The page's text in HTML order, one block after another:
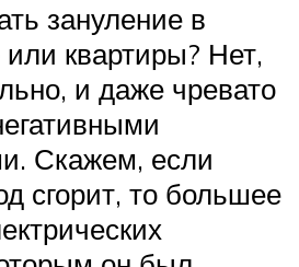
зануление в
квартиры? Нет,
и даже чревато
Скажем, если
сгорит, то большее